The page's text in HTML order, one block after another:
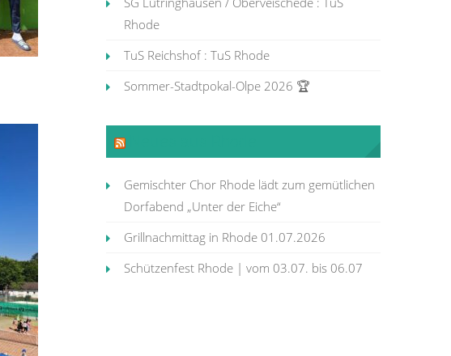
Rhode
TuS Reichshof : TuS Rhode
Sommer-Stadtpokal-Olpe 2026 🏆
Gemischter Chor Rhode lädt zum gemütlichen
Dorfabend „Unter der Eiche“
Grillnachmittag in Rhode 01.07.2026
Schützenfest Rhode | vom 03.07. bis 06.07